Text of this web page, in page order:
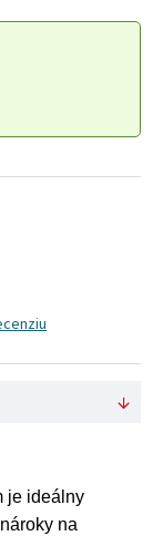
je ideálny
na